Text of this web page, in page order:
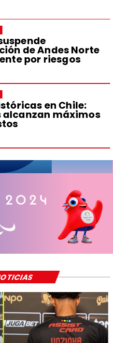
de Andes Norte
por riesgos
en Chile:
alcanzan máximos